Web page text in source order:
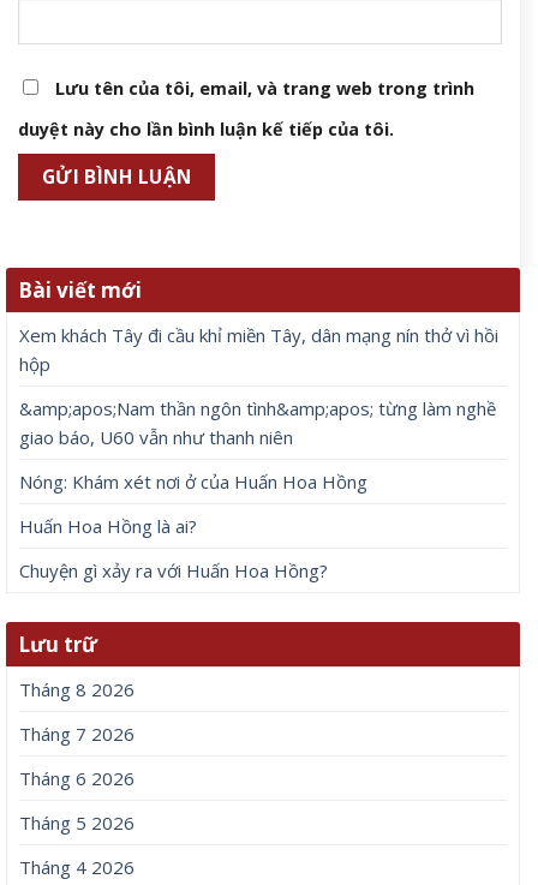
Lưu tên của tôi, email, và trang web trong trình
duyệt này cho lần bình luận kế tiếp của tôi.
Bài viết mới
Xem khách Tây đi cầu khỉ miền Tây, dân mạng nín thở vì hồi
hộp
&amp;apos;Nam thần ngôn tình&amp;apos; từng làm nghề
giao báo, U60 vẫn như thanh niên
Nóng: Khám xét nơi ở của Huấn Hoa Hồng
Huấn Hoa Hồng là ai?
Chuyện gì xảy ra với Huấn Hoa Hồng?
Lưu trữ
Tháng 8 2026
Tháng 7 2026
Tháng 6 2026
Tháng 5 2026
Tháng 4 2026